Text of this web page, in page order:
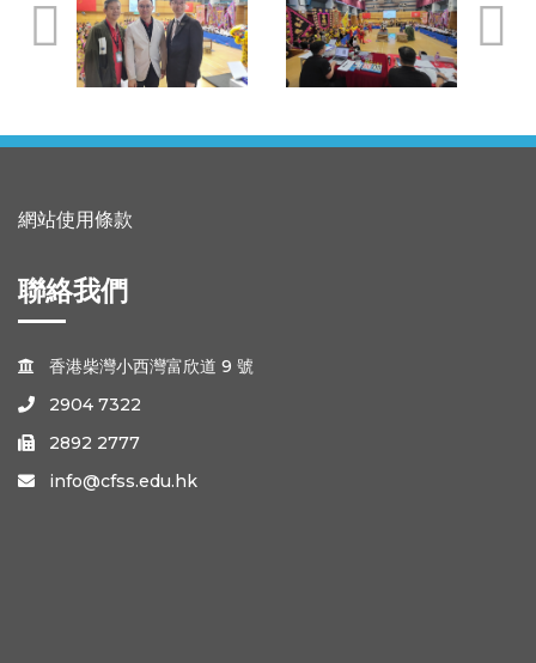
網站使用條款
聯絡我們
 香港柴灣小西灣富欣道 9 號
 2904 7322
 2892 2777
 info@cfss.edu.hk